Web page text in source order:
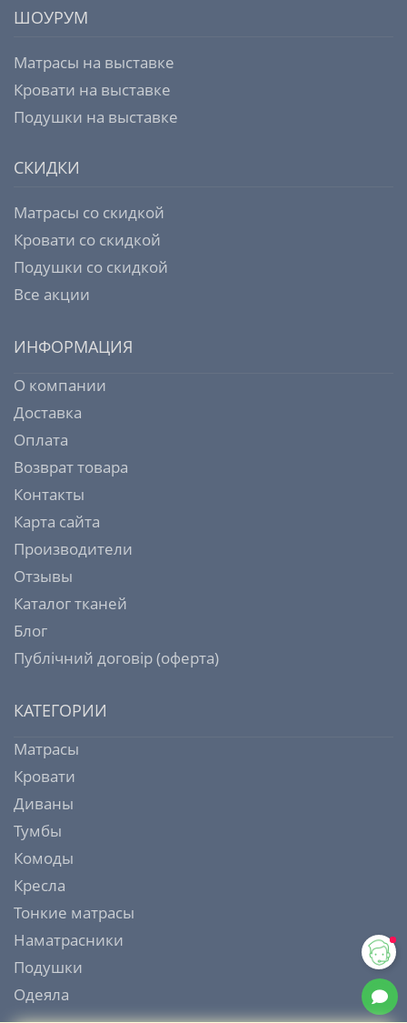
ШОУРУМ
Матрасы на выставке
Кровати на выставке
Подушки на выставке
СКИДКИ
Матрасы со скидкой
Кровати со скидкой
Подушки со скидкой
Все акции
ИНФОРМАЦИЯ
О компании
Доставка
Оплата
Возврат товара
Контакты
Карта сайта
Производители
Отзывы
Каталог тканей
Блог
Публічний договір (оферта)
КАТЕГОРИИ
Матрасы
Кровати
Диваны
Тумбы
Комоды
Кресла
Тонкие матрасы
Наматрасники
Подушки
Одеяла